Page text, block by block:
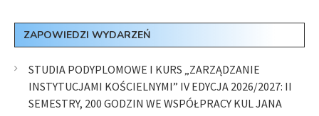
ZAPOWIEDZI WYDARZEŃ
STUDIA PODYPLOMOWE I KURS „ZARZĄDZANIE
INSTYTUCJAMI KOŚCIELNYMI” IV EDYCJA 2026/2027: II
SEMESTRY, 200 GODZIN WE WSPÓŁPRACY KUL JANA